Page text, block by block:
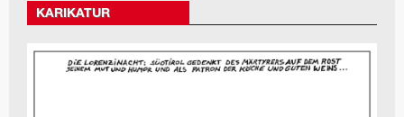
KARIKATUR